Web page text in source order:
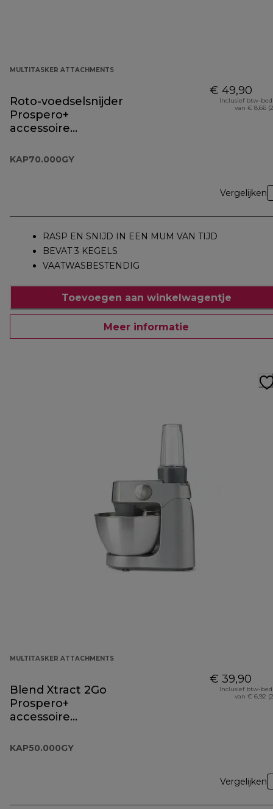
MULTITASKER ATTACHMENTS
Roto-voedselsnijder
Prospero+
accessoire
KAP70.000GY
€ 49,90
Inclusief btw-
van € 8,66
Vergelijken
RASP EN SNIJD IN EEN MUM VAN TIJD
BEVAT 3 KEGELS
VAATWASBESTENDIG
Toevoegen aan winkelwagentje
Meer informatie
MULTITASKER ATTACHMENTS
Blend Xtract 2Go
Prospero+
accessoire
KAP50.000GY
€ 39,90
Inclusief btw-
van € 6,92
Vergelijken